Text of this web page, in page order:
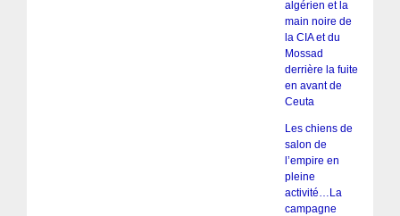
algérien et la
main noire de
la CIA et du
Mossad
derrière la fuite
en avant de
Ceuta
Les chiens de
salon de
l’empire en
pleine
activité…La
campagne